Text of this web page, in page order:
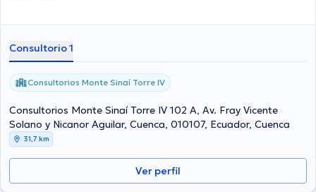
Consultorio 1
Consultorios Monte Sinaí Torre IV
Consultorios Monte Sinaí Torre IV 102 A, Av. Fray Vicente
Solano y Nicanor Aguilar, Cuenca, 010107, Ecuador, Cuenca
31,7 km
Ver perfil